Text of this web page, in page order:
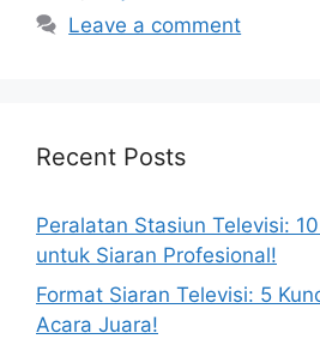
Leave a comment
Recent Posts
Peralatan Stasiun Televisi:
untuk Siaran Profesional!
Format Siaran Televisi: 5
Acara Juara!